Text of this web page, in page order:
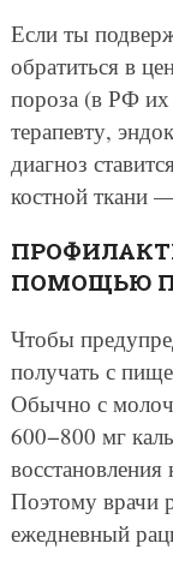
Если ты
обратиться в
пороза (в РФ их
терапевту,
диагноз
костной ткани
ПОМОЩЬЮ
Чтобы
получать с
Обычно с
600−800 мг
Поэтому врачи
ежедневный